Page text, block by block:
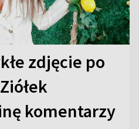
zdjęcie po
komentarzy